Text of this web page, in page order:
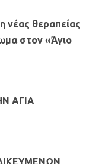
νέας θεραπείας
στον «Άγιο
ΑΓΙΑ